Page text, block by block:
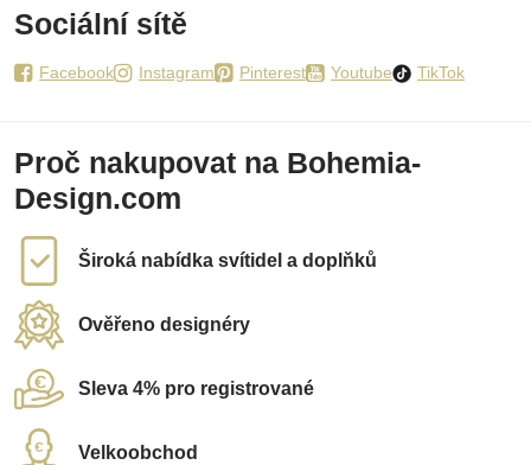
Sociální sítě
Facebook Instagram Pinterest Youtube TikTok
Proč nakupovat na Bohemia-
Design.com
Široká nabídka svítidel a doplňků
Ověřeno designéry
Sleva 4% pro registrované
Velkoobchod